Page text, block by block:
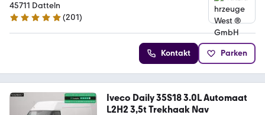
45711 Datteln
4.9 Sterne
(201)
Kontakt Parken
Iveco Daily 35S18 3.0L Automaat
L2H2 3,5t Trekhaak Nav